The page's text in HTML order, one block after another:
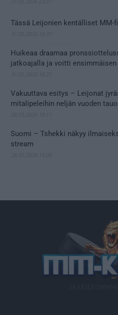
Tässä Leijonien kentälliset MM-
Huikeaa draamaa
jatkoajalla ja voitti
Vakuuttava esitys – Leijonat
mitalipeleihin neljän vuoden
Suomi – Tshekki näkyy
stream